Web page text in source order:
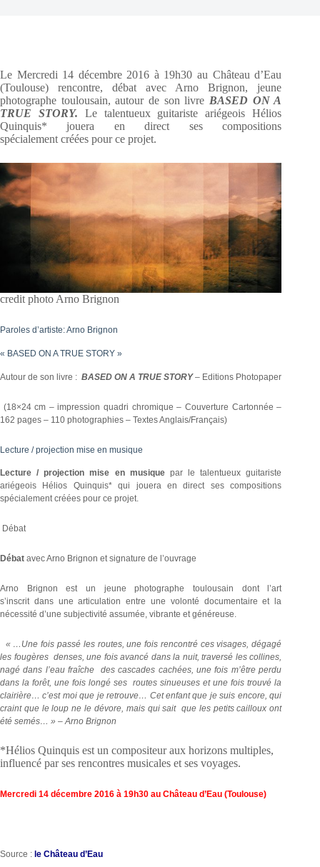
Le Mercredi 14 décembre 2016 à 19h30 au Château d’Eau
(Toulouse) rencontre, débat avec Arno Brignon, jeune
photographe toulousain, autour de son livre BASED ON A
TRUE STORY. Le talentueux guitariste ariégeois Hélios
Quinquis* jouera en direct ses compositions
spécialement créées pour ce projet.
credit photo Arno Brignon
Paroles d’artiste: Arno Brignon
« BASED ON A TRUE STORY »
Autour de son livre : BASED ON A TRUE STORY– Editions Photopaper
(18×24 cm – impression quadri chromique – Couverture Cartonnée –
162 pages – 110 photographies – Textes Anglais/Français)
Lecture / projection mise en musique
Lecture / projection mise en musique par le talentueux guitariste
ariégeois Hélios Quinquis* qui jouera en direct ses compositions
spécialement créées pour ce projet.
Débat
Débat avec Arno Brignon et signature de l’ouvrage
Arno Brignon est un jeune photographe toulousain dont l’art
s’inscrit dans une articulation entre une volonté documentaire et la
nécessité d’une subjectivité assumée, vibrante et généreuse.
« …Une fois passé les routes, une fois rencontré ces visages, dégagé
les fougères denses, une fois avancé dans la nuit, traversé les collines,
nagé dans l’eau fraîche des cascades cachées, une fois m’être perdu
dans la forêt, une fois longé ses routes sinueuses et une fois trouvé la
clairière… c’est moi que je retrouve… Cet enfant que je suis encore, qui
craint que le loup ne le dévore, mais qui sait que les petits cailloux ont
été semés… » – Arno Brignon
*Hélios Quinquis est un compositeur aux horizons multiples,
influencé par ses rencontres musicales et ses voyages.
Mercredi 14 décembre 2016 à 19h30 au Château d’Eau (Toulouse)
Source : le Château d’Eau